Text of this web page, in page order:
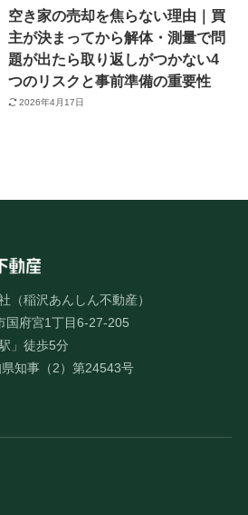
空き家の売却を焦らない理由｜買
主が決まってから解体・測量で問
題が出たら取り返しがつかない4
つのリスクと事前準備の重要性
2026年4月17日
（稲沢あんしん不動産）
国府宮1丁目6-27-205
」徒歩5分
知事（2）第24543号